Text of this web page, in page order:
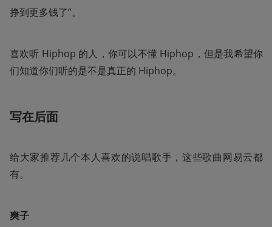
挣到更多钱了”。
喜欢听 Hiphop 的人，你可以不懂 Hiphop，但是我希望你
们知道你们听的是不是真正的 Hiphop。
写在后面
给大家推荐几个本人喜欢的说唱歌手，这些歌曲网易云都
有。
爽子